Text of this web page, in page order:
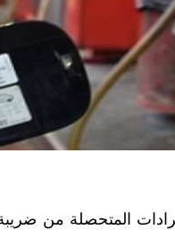
المتحصلة من